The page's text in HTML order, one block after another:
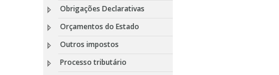
Obrigações Declarativas
Orçamentos do Estado
Outros impostos
Processo tributário